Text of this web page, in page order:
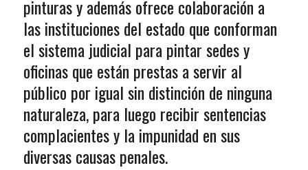
pinturas y además ofrece colaboración a
las instituciones del estado que conforman
el sistema judicial para pintar sedes y
oficinas que están prestas a servir al
público por igual sin distinción de ninguna
naturaleza, para luego recibir sentencias
complacientes y la impunidad en sus
diversas causas penales.